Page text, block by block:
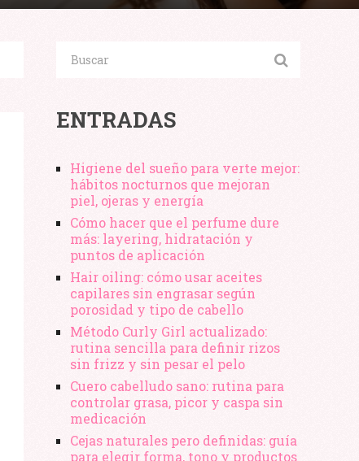
ENTRADAS
Higiene del sueño para verte mejor:
hábitos nocturnos que mejoran
piel, ojeras y energía
Cómo hacer que el perfume dure
más: layering, hidratación y
puntos de aplicación
Hair oiling: cómo usar aceites
capilares sin engrasar según
porosidad y tipo de cabello
Método Curly Girl actualizado:
rutina sencilla para definir rizos
sin frizz y sin pesar el pelo
Cuero cabelludo sano: rutina para
controlar grasa, picor y caspa sin
medicación
Cejas naturales pero definidas: guía
para elegir forma, tono y productos